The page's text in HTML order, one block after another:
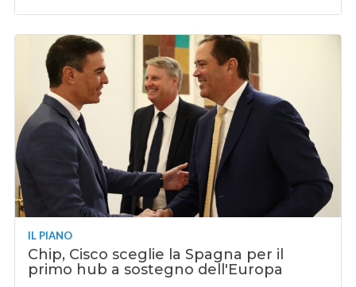
IL PIANO
Chip, Cisco sceglie la Spagna per il
primo hub a sostegno dell'Europa